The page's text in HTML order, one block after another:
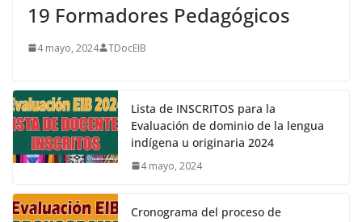
19 Formadores Pedagógicos
4 mayo, 2024 TDocEIB
Lista de INSCRITOS para la
Evaluación de dominio de la lengua
indígena u originaria 2024
4 mayo, 2024
Cronograma del proceso de